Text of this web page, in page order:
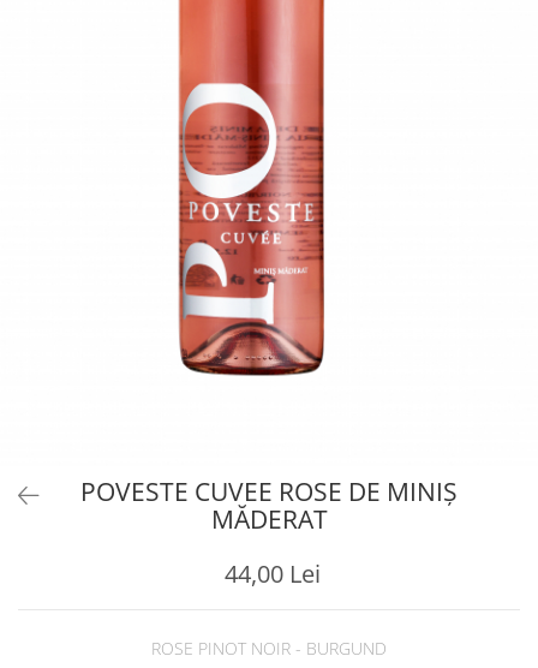
POVESTE CUVEE ROSE DE MINIȘ
MĂDERAT
44,00 Lei
ROSE PINOT NOIR - BURGUND